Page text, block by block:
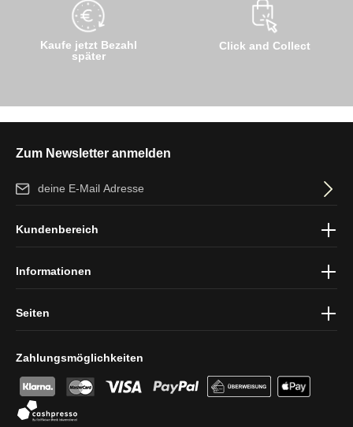
Kaufe jetzt Bezahl
später
Click and Collect
Zum Newsletter anmelden
E-Mail-Adresse*
und dieAGBgelesen und bin mit ihnen einverstanden.
Zahlungsmöglichkeiten
Kundenbereich
Informationen
Seiten